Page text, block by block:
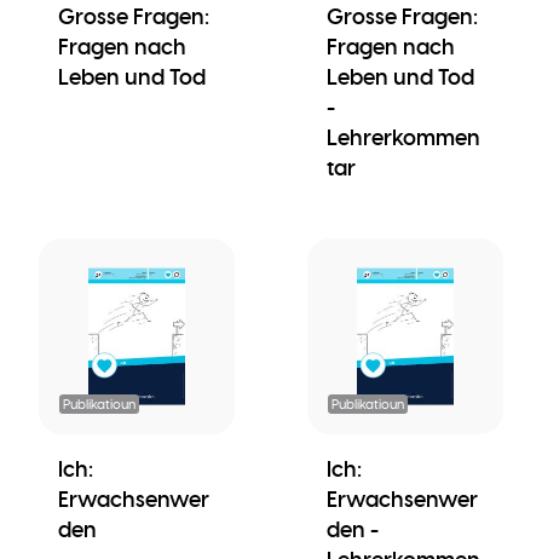
Grosse Fragen:
Fragen nach
Leben und Tod
Grosse Fragen:
Fragen nach
Leben und Tod
-
Lehrerkommen
tar
Publikatioun
Ich:
Erwachsenwer
den
Publikatioun
Ich:
Erwachsenwer
den -